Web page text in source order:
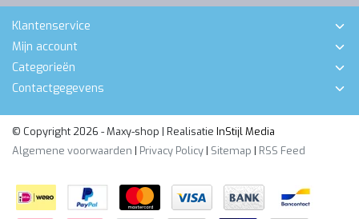
Klantenservice
Mijn account
Categorieën
Contactgegevens
© Copyright 2026 - Maxy-shop | Realisatie InStijl Media
Algemene voorwaarden | Privacy Policy | Sitemap | RSS Feed